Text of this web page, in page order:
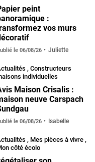
peint
:
vos murs
le 06/08/26 Juliette
, Constructeurs
individuelles
Maison Crisalis :
neuve Carspach
le 06/08/26 Isabelle
, Mes pièces à vivre ,
côté écolo